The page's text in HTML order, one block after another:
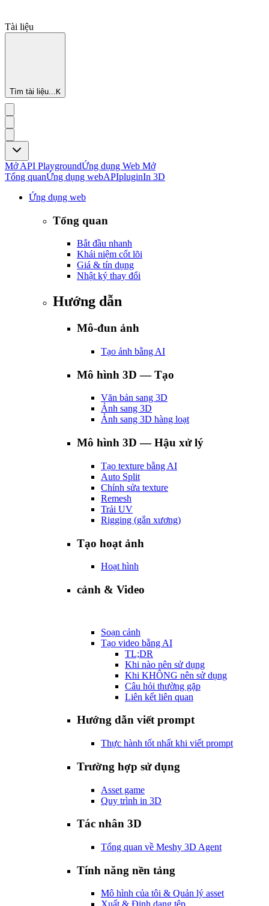
Tài liệu
Tìm tài liệu...K
Mở API PlaygroundỨng dụng Web Mở
Tổng quanỨng dụng webAPIpluginIn 3D
Ứng dụng web
Tổng quan
Bắt đầu nhanh
Khái niệm cốt lõi
Giá & tín dụng
Nhật ký thay đổi
Hướng dẫn
Mô-đun ảnh
Tạo ảnh bằng AI
Mô hình 3D — Tạo
Văn bản sang 3D
Ảnh sang 3D
Ảnh sang 3D hàng loạt
Mô hình 3D — Hậu xử lý
Tạo texture bằng AI
Auto Split
Chỉnh sửa texture
Remesh
Trải UV
Rigging (gắn xương)
Tạo hoạt ảnh
Hoạt hình
cảnh & Video
Soạn cảnh
Tạo video bằng AI
TL;DR
Khi nào nên sử dụng
Khi KHÔNG nên sử dụng
Câu hỏi thường gặp
Liên kết liên quan
Hướng dẫn viết prompt
Thực hành tốt nhất khi viết prompt
Trường hợp sử dụng
Asset game
Quy trình in 3D
Tác nhân 3D
Tổng quan về Meshy 3D Agent
Tính năng nền tảng
Mô hình của tôi & Quản lý asset